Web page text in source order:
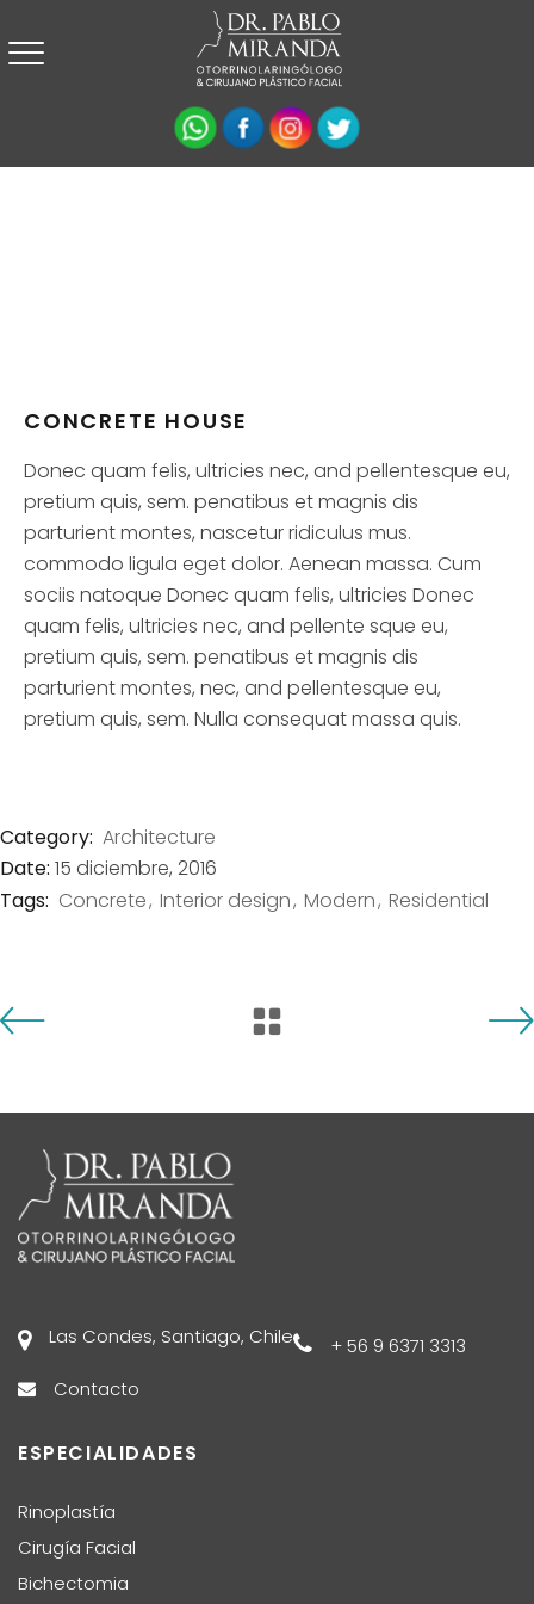
CONCRETE HOUSE
Donec quam felis, ultricies nec, and pellentesque eu,
pretium quis, sem. penatibus et magnis dis
parturient montes, nascetur ridiculus mus.
commodo ligula eget dolor. Aenean massa. Cum
sociis natoque Donec quam felis, ultricies Donec
quam felis, ultricies nec, and pellente sque eu,
pretium quis, sem. penatibus et magnis dis
parturient montes, nec, and pellentesque eu,
pretium quis, sem. Nulla consequat massa quis.
Category: Architecture
Date: 15 diciembre, 2016
Tags: Concrete Interior design Modern Residential
Las Condes, Santiago, Chile
+ 56 9 6371 3313
Contacto
ESPECIALIDADES
Rinoplastía
Cirugía Facial
Bichectomia